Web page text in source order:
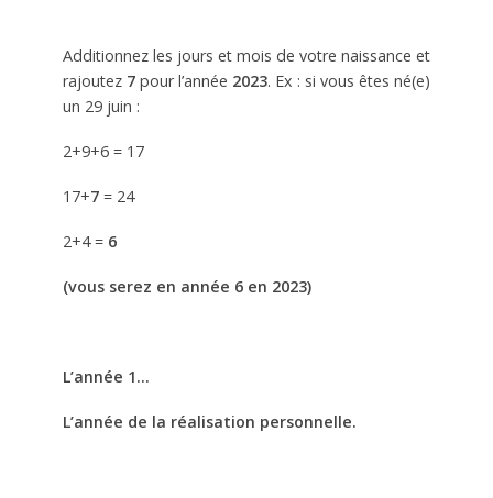
Additionnez les jours et mois de votre naissance et
rajoutez 7pour l’année 2023. Ex : si vous êtes né(e)
un 29 juin :
2+9+6 = 17
17+7= 24
2+4 = 6
(vous serez en année 6 en 2023)
L’année 1…
L’année de la réalisation personnelle.